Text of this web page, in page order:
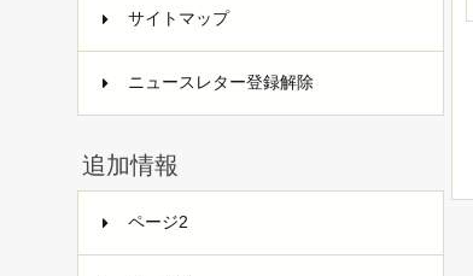
サイトマップ
ニュースレター登録解除
追加情報
ページ2